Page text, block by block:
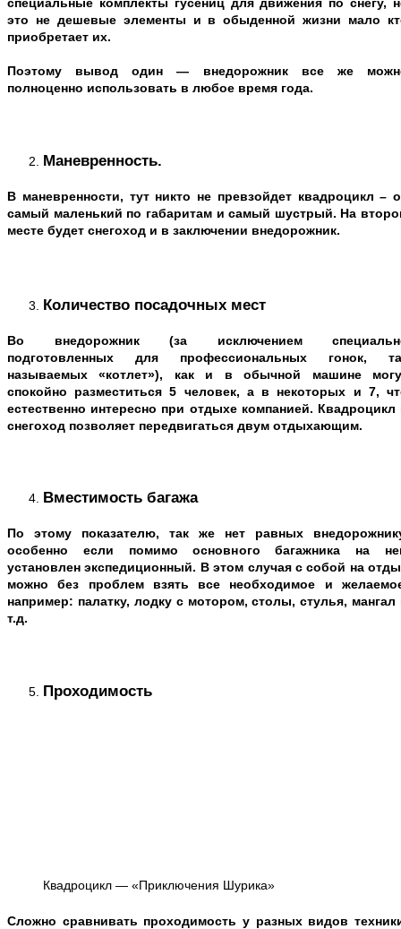
специальные комплекты гусениц для движения по снегу,
это не дешевые элементы и в обыденной жизни мало
приобретает их.
Поэтому вывод один — внедорожник все же
полноценно использовать в любое время года.
Маневренность.
В маневренности, тут никто не превзойдет квадроцикл –
самый маленький по габаритам и самый шустрый. На
месте будет снегоход и в заключении внедорожник.
Количество посадочных мест
Во внедорожник (за исключением
подготовленных для профессиональных гонок,
называемых «котлет»), как и в обычной машине
спокойно разместиться 5 человек, а в некоторых и 7,
естественно интересно при отдыхе компанией. Квадроцикл
снегоход позволяет передвигаться двум отдыхающим.
Вместимость багажа
По этому показателю, так же нет равных
особенно если помимо основного багажника на
установлен экспедиционный. В этом случая с собой на
можно без проблем взять все необходимое и
например: палатку, лодку с мотором, столы, стулья, мангал
т.д.
Проходимость
Квадроцикл — «Приключения Шурика»
Сложно сравнивать проходимость у разных видов